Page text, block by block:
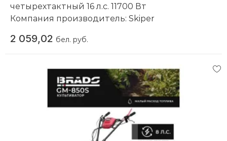
четырехтактный 16 л.с. 11700 Вт
Компания производитель: Skiper
2 059,02 бел. руб.